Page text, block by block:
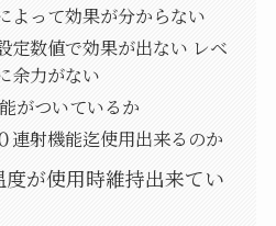
よって効果が分からない
定数値で効果が出ない レベ
余力がない
がついているか
連射機能迄使用出来るのか
が使用時維持出来てい